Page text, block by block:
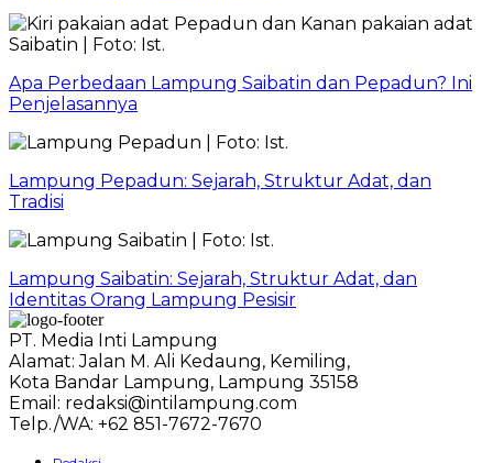
Apa Perbedaan Lampung Saibatin dan Pepadun? Ini
Penjelasannya
Lampung Pepadun: Sejarah, Struktur Adat, dan
Tradisi
Lampung Saibatin: Sejarah, Struktur Adat, dan
Identitas Orang Lampung Pesisir
PT. Media Inti Lampung
Alamat: Jalan M. Ali Kedaung, Kemiling,
Kota Bandar Lampung, Lampung 35158
Email: redaksi@intilampung.com
Telp./WA: +62 851-7672-7670